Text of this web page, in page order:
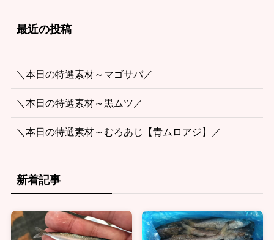
最近の投稿
＼本日の特選素材～マゴサバ／
＼本日の特選素材～黒ムツ／
＼本日の特選素材～むろあじ【青ムロアジ】／
新着記事